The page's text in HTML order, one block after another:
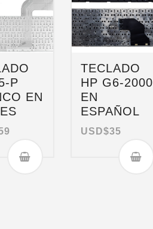
P
EN
TECLADO
HP G6-2000
EN
ESPAÑOL
USD$35